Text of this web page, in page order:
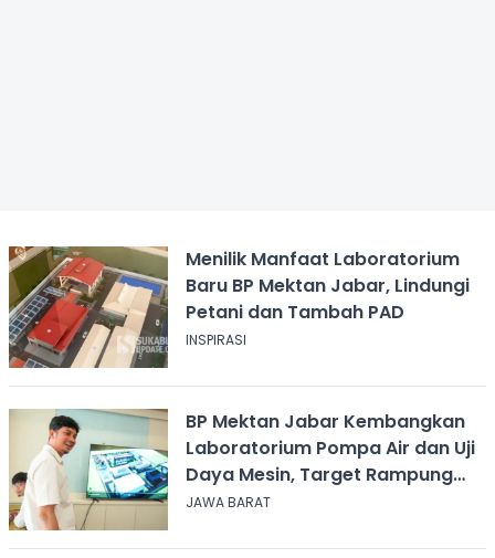
Menilik Manfaat Laboratorium
Baru BP Mektan Jabar, Lindungi
Petani dan Tambah PAD
INSPIRASI
BP Mektan Jabar Kembangkan
Laboratorium Pompa Air dan Uji
Daya Mesin, Target Rampung
Oktober 2026
JAWA BARAT